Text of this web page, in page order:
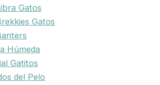
Gatos
Gatos
Húmeda
Gatitos
del Pelo